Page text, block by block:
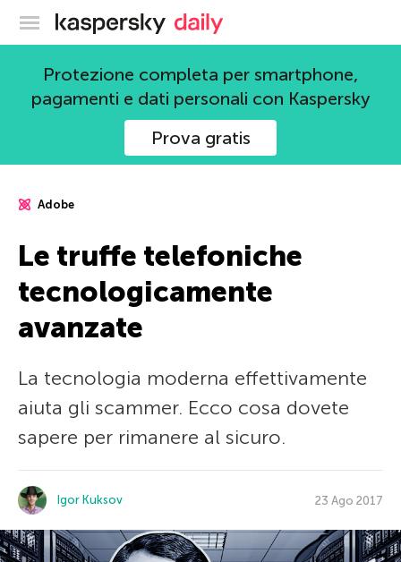
Blog ufficiale di Kaspersky
Protezione completa per smartphone,
pagamenti e dati personali con Kaspersky
Prova gratis
Adobe
Le truffe telefoniche
tecnologicamente
avanzate
La tecnologia moderna effettivamente
aiuta gli scammer. Ecco cosa dovete
sapere per rimanere al sicuro.
Igor Kuksov 23 Ago 2017